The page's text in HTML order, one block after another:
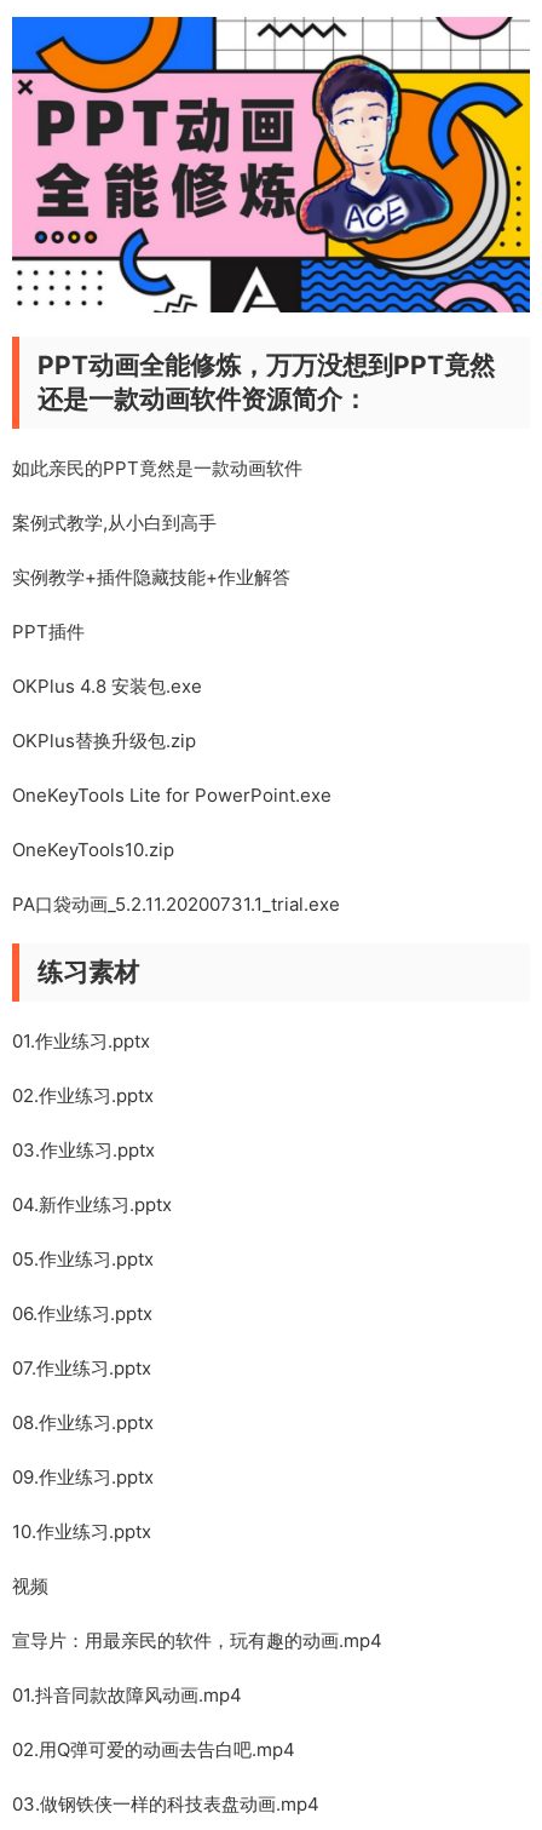
PPT动画全能修炼，万万没想到PPT竟然
还是一款动画软件资源简介：
如此亲民的PPT竟然是一款动画软件
案例式教学,从小白到高手
实例教学+插件隐藏技能+作业解答
PPT插件
OKPlus 4.8 安装包.exe
OKPlus替换升级包.zip
OneKeyTools Lite for PowerPoint.exe
OneKeyTools10.zip
PA口袋动画_5.2.11.20200731.1_trial.exe
练习素材
01.作业练习.pptx
02.作业练习.pptx
03.作业练习.pptx
04.新作业练习.pptx
05.作业练习.pptx
06.作业练习.pptx
07.作业练习.pptx
08.作业练习.pptx
09.作业练习.pptx
10.作业练习.pptx
视频
宣导片：用最亲民的软件，玩有趣的动画.mp4
01.抖音同款故障风动画.mp4
02.用Q弹可爱的动画去告白吧.mp4
03.做钢铁侠一样的科技表盘动画.mp4